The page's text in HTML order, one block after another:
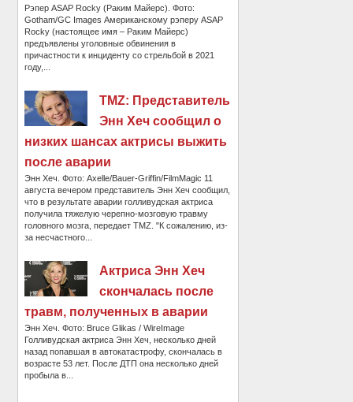
Рэпер ASAP Rocky (Раким Майерс). Фото:
Gotham/GC Images Американскому рэперу ASAP
Rocky (настоящее имя – Раким Майерс)
предъявлены уголовные обвинения в
причастности к инциденту со стрельбой в 2021
году,...
TMZ: Представитель
Энн Хеч сообщил о
низких шансах актрисы выжить
после аварии
Энн Хеч. Фото: Axelle/Bauer-Griffin/FilmMagic 11
августа вечером представитель Энн Хеч сообщил,
что в результате аварии голливудская актриса
получила тяжелую черепно-мозговую травму
головного мозга, передает TMZ. "К сожалению, из-
за несчастного...
Актриса Энн Хеч
скончалась после
травм, полученных в аварии
Энн Хеч. Фото: Bruce Glikas / WireImage
Голливудская актриса Энн Хеч, несколько дней
назад попавшая в автокатастрофу, скончалась в
возрасте 53 лет. После ДТП она несколько дней
пробыла в...